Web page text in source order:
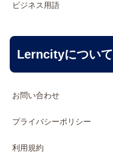
ビジネス用語
Lerncityについて
お問い合わせ
プライバシーポリシー
利用規約